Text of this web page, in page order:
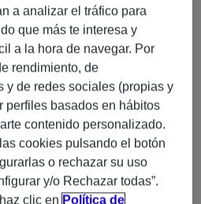
del mercado. Además,
especializada asociada a las
Contamos con una
especializados en IT
en 54 países.
Houdini FX Artist Senior
a analizar el tráfico para
que más te interesa y
a la hora de navegar. Por
rendimiento, de
y de redes sociales (propias y
perfiles basados en hábitos
contenido personalizado.
cookies pulsando el botón
o rechazar su uso
y/o Rechazar todas”.
clic en Política de